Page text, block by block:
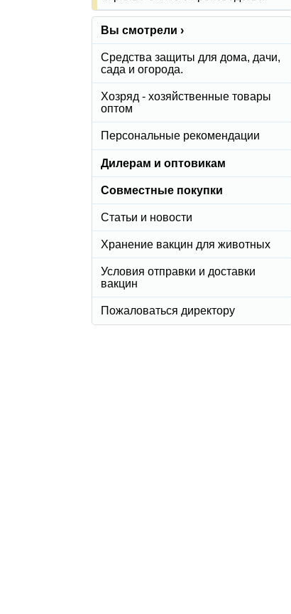
Вы смотрели ›
Средства защиты для дома, дачи,
сада и огорода.
Хозряд - хозяйственные товары
оптом
Персональные рекомендации
Дилерам и оптовикам
Совместные покупки
Статьи и новости
Хранение вакцин для животных
Условия отправки и доставки
вакцин
Пожаловаться директору